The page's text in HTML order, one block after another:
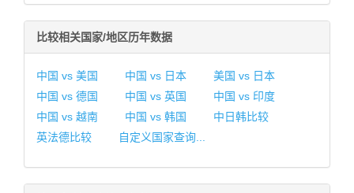
比较相关国家/地区历年数据
中国 vs 美国 中国 vs 日本
美国 vs 日本
中国 vs 德国
中国 vs 英国
中国 vs 印度
中国 vs 越南
中国 vs 韩国
中日韩比较
英法德比较
自定义国家查询...